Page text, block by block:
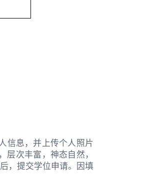
信息，并上传个人照片
层次丰富，神态自然，
，提交学位申请。因填